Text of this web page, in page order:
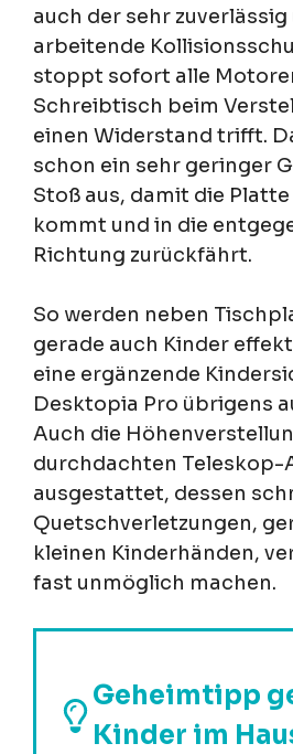
auch der sehr
arbeitende
stoppt sofort alle
Schreibtisch beim
einen Widerstand trifft.
schon ein sehr geringer
Stoß aus, damit die
kommt und in die
Richtung zurückfährt.
So werden neben
gerade auch Kinder
eine ergänzende
Desktopia Pro übrigens
Auch die
durchdachten Teleskop-
ausgestattet, dessen
Quetschverletzungen,
kleinen Kinderhänden,
fast unmöglich machen.
Geheimtipp
Kinder im